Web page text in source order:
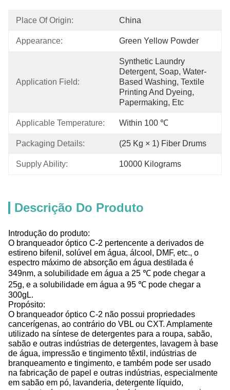
Place Of Origin: China
Appearance: Green Yellow Powder
Application Field:
Synthetic Laundry
Detergent, Soap, Water-
Based Washing, Textile
Printing And Dyeing,
Papermaking, Etc
Applicable Temperature: Within 100 ℃
Packaging Details: (25 Kg × 1) Fiber Drums
Supply Ability: 10000 Kilograms
Descrição Do Produto
Introdução do produto:
O branqueador óptico C-2 pertencente a derivados de
estireno bifenil, solúvel em água, álcool, DMF, etc., o
espectro máximo de absorção em água destilada é
349nm, a solubilidade em água a 25 ℃ pode chegar a
25g, e a solubilidade em água a 95 ℃ pode chegar a
300gL.
Propósito:
O branqueador óptico C-2 não possui propriedades
cancerígenas, ao contrário do VBL ou CXT. Amplamente
utilizado na síntese de detergentes para a roupa, sabão,
sabão e outras indústrias de detergentes, lavagem à base
de água, impressão e tingimento têxtil, indústrias de
branqueamento e tingimento, e também pode ser usado
na fabricação de papel e outras indústrias, especialmente
em sabão em pó, lavanderia, detergente líquido,